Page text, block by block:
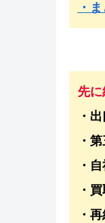
・
先
・
・
・
・
・